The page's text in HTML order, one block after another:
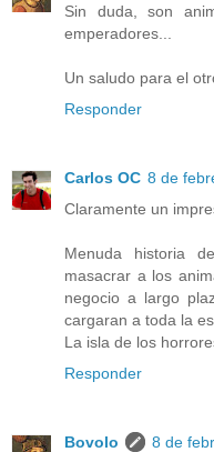
Sin duda, son
emperadores...
Un saludo para el
Responder
Carlos OC 8 de
Claramente un
Menuda historia
masacrar a los
negocio a largo
cargaran a toda la
La isla de los
Responder
Bovolo
8 de